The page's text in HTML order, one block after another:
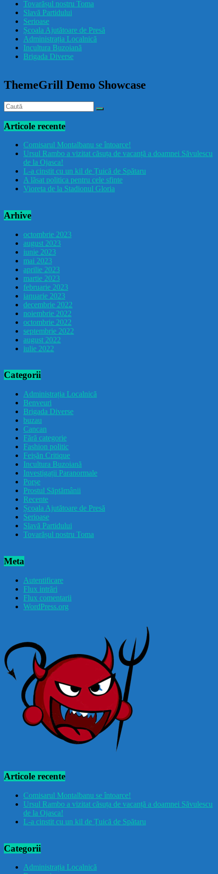
drăcușorulbuzoian
Tovarășul nostru Toma
Slavă Partidului
Serioase
Școala Ajutătoare de Presă
Administrația Localnică
Incultura Buzoiană
Brigada Diverse
ThemeGrill Demo Showcase
Articole recente
Comisarul Montalbanu se întoarce!
Ursul Rambo a vizitat căsuța de vacanță a doamnei Săvulescu
de la Ojasca!
L-a cinstit cu un kil de Țuică de Spătaru
A lăsat politica pentru cele sfinte
Vioreta de la Stadionul Gloria
Arhive
octombrie 2023
august 2023
iunie 2023
mai 2023
aprilie 2023
martie 2023
februarie 2023
ianuarie 2023
decembrie 2022
noiembrie 2022
octombrie 2022
septembrie 2022
august 2022
iulie 2022
Categorii
Administrația Localnică
Benveuri
Brigada Diverse
buzau
Cancan
Fără categorie
Fashion politic
Feișăn Critique
Incultura Buzoiană
Investigații Paranormale
Porșe
Prostul Săptămânii
Recente
Școala Ajutătoare de Presă
Serioase
Slavă Partidului
Tovarășul nostru Toma
Meta
Autentificare
Flux intrări
Flux comentarii
WordPress.org
Articole recente
Comisarul Montalbanu se întoarce!
Ursul Rambo a vizitat căsuța de vacanță a doamnei Săvulescu
de la Ojasca!
L-a cinstit cu un kil de Țuică de Spătaru
Categorii
Administrația Localnică